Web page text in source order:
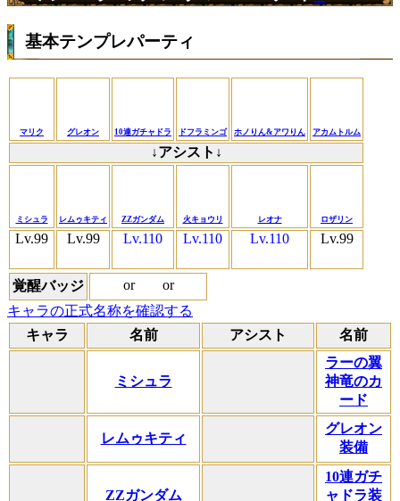
基本テンプレパーティ
マリク グレオン 10連ガチャドラ ドフラミンゴ ホノりん&アワりん アカムトルム
↓アシスト↓
ミシュラ レムゥキティ ZZガンダム 火キョウリ レオナ ロザリン
Lv.99 Lv.99 Lv.110 Lv.110 Lv.110 Lv.99
覚醒バッジ or
or
キャラの正式名称を確認する
キャラ
名前 アシスト 名前
ミシュラ
ラーの翼
神竜のカ
ード
レムゥキティ
グレオン
装備
ZZガンダム
10連ガチ
ャドラ装